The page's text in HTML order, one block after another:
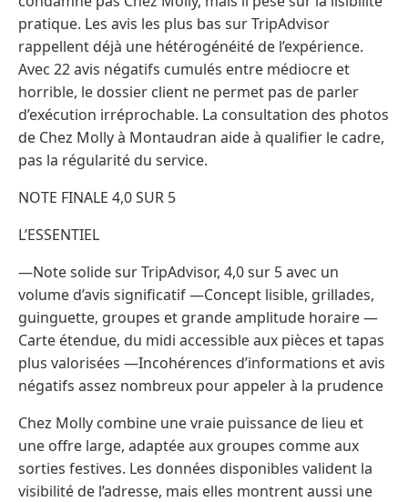
pratique. Les avis les plus bas sur TripAdvisor
rappellent déjà une hétérogénéité de l’expérience.
Avec 22 avis négatifs cumulés entre médiocre et
horrible, le dossier client ne permet pas de parler
d’exécution irréprochable. La consultation des photos
de Chez Molly à Montaudran aide à qualifier le cadre,
pas la régularité du service.
NOTE FINALE 4,0 SUR 5
L’ESSENTIEL
—Note solide sur TripAdvisor, 4,0 sur 5 avec un
volume d’avis significatif —Concept lisible, grillades,
guinguette, groupes et grande amplitude horaire —
Carte étendue, du midi accessible aux pièces et tapas
plus valorisées —Incohérences d’informations et avis
négatifs assez nombreux pour appeler à la prudence
Chez Molly combine une vraie puissance de lieu et
une offre large, adaptée aux groupes comme aux
sorties festives. Les données disponibles valident la
visibilité de l’adresse, mais elles montrent aussi une